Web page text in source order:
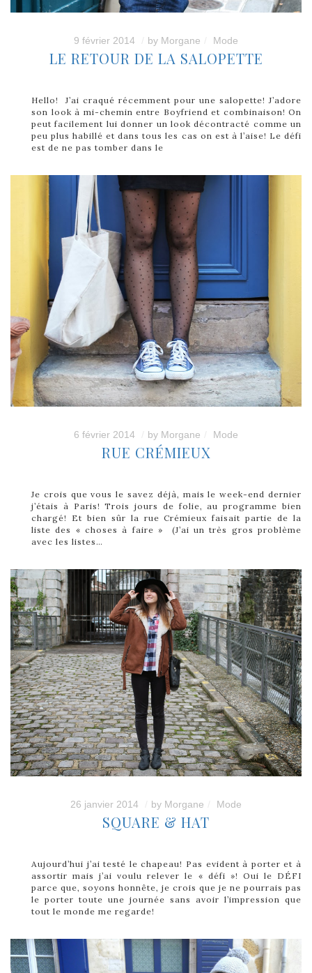
9 février 2014 by Morgane Mode
LE RETOUR DE LA SALOPETTE
Hello! J’ai craqué récemment pour une salopette! J’adore
son look à mi-chemin entre Boyfriend et combinaison! On
peut facilement lui donner un look décontracté comme un
peu plus habillé et dans tous les cas on est à l’aise! Le défi
est de ne pas tomber dans le
6 février 2014 by Morgane Mode
RUE CRÉMIEUX
Je crois que vous le savez déjà, mais le week-end dernier
j’étais à Paris! Trois jours de folie, au programme bien
chargé! Et bien sûr la rue Crémieux faisait partie de la
liste des « choses à faire » (J’ai un très gros problème
avec les listes…
26 janvier 2014 by Morgane Mode
SQUARE & HAT
Aujourd’hui j’ai testé le chapeau! Pas evident à porter et à
assortir mais j’ai voulu relever le « défi »! Oui le DÉFI
parce que, soyons honnête, je crois que je ne pourrais pas
le porter toute une journée sans avoir l’impression que
tout le monde me regarde!